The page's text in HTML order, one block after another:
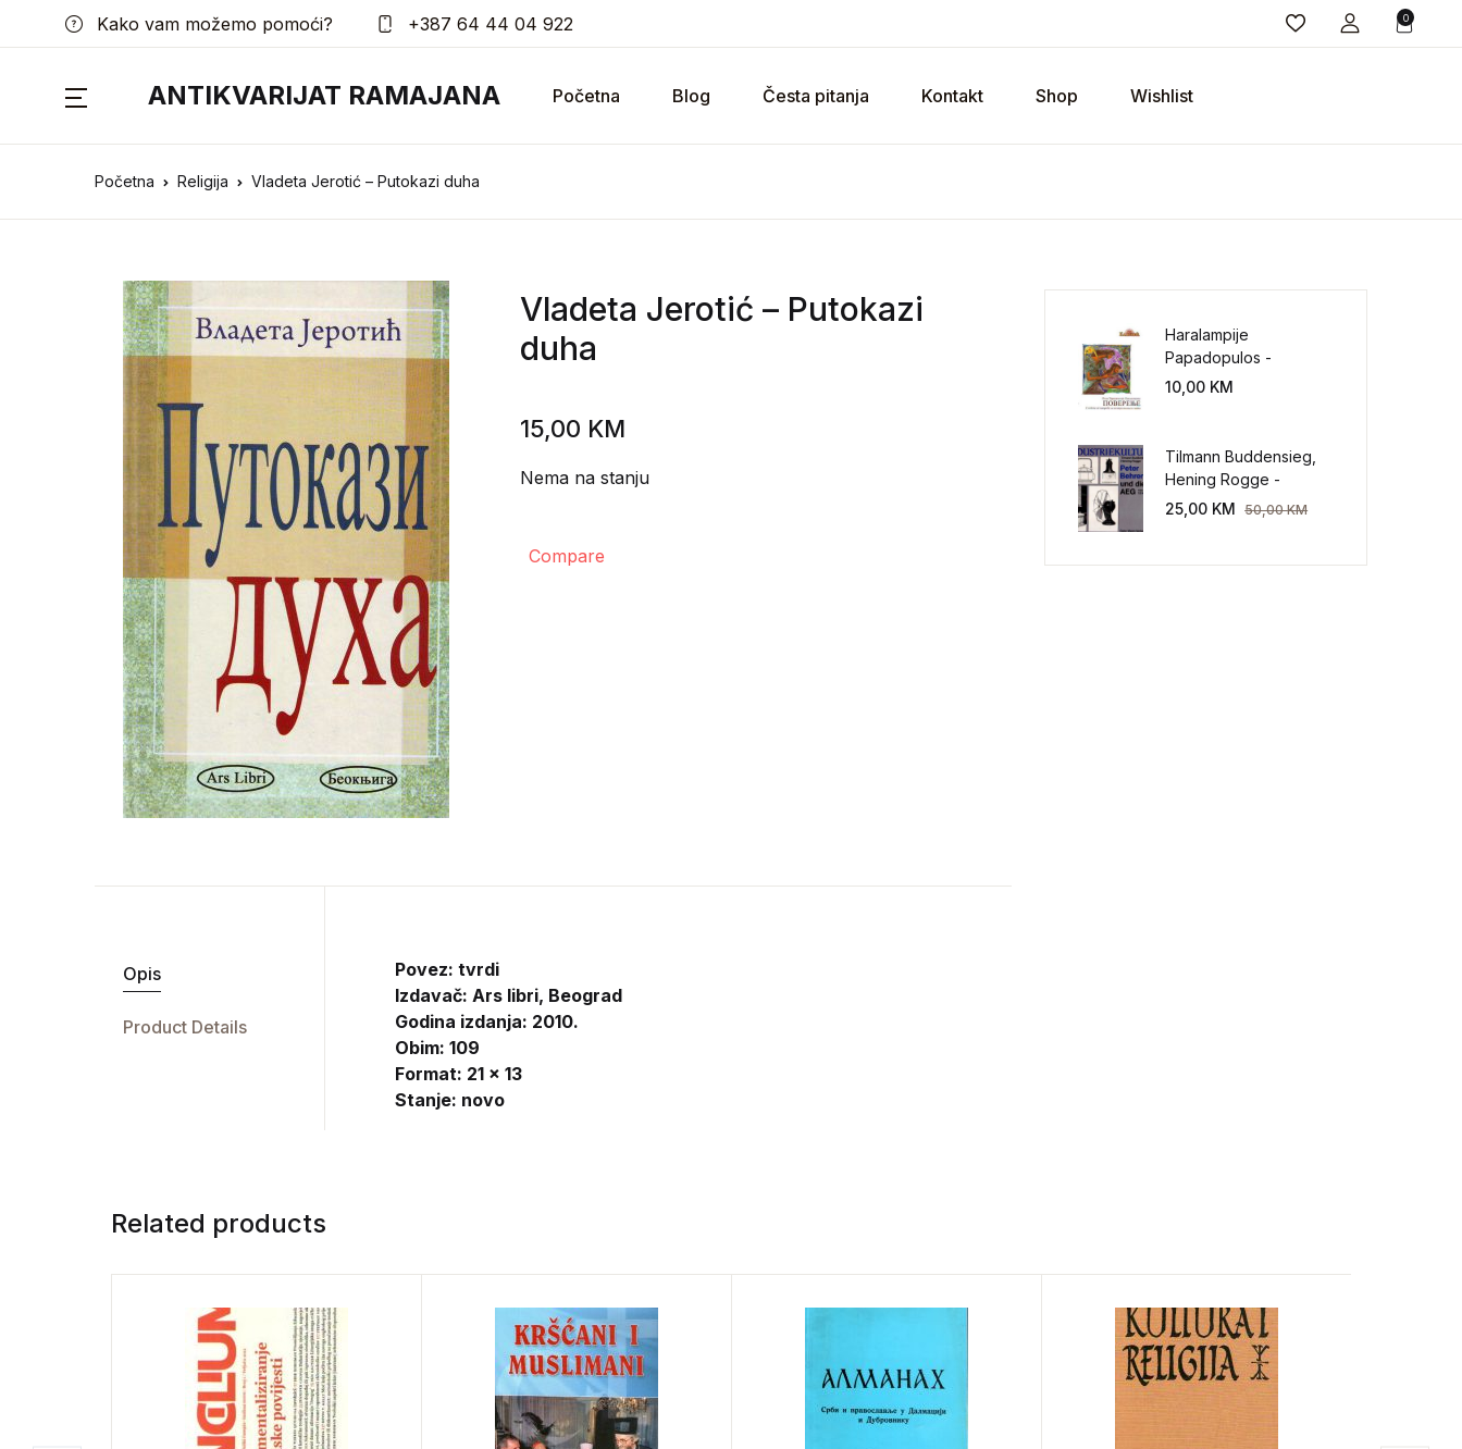
Kako vam možemo pomoći? +387 64 44 04 922 0
ANTIKVARIJAT RAMAJANA Početna Blog Česta pitanja Kontakt Shop Wishlist
Početna Religija Vladeta Jerotić – Putokazi duha
Vladeta Jerotić – Putokazi
duha
15,00 KM
Nema na stanju
Compare
Opis
Product Details
Povez: tvrdi
Izdavač: Ars libri, Beograd
Godina izdanja: 2010.
Obim: 109
Format: 21 x 13
Stanje: novo
Haralampije
Papadopulos -
Poverenje: sloboda od
10,00 KM
Tilmann Buddensieg,
Hening Rogge -
Industriekultur: Peter
25,00 KM 50,00KM
Related products